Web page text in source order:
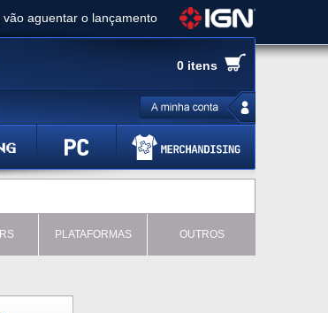
aguentar o lançamento
receber novo conteúdo
Ghost of Yotei - Análise
Snake Eater - Análise
para o Fallout Day
0 itens
PLATAFORMAS OUTROS